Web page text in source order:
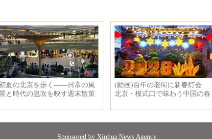
Sponsored by Xinhua News Agency.